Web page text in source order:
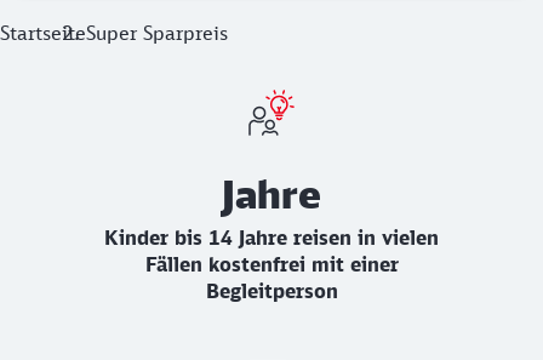
StartseiteSuper Sparpreis
Vorteile Super Sparpreis
Jahre
Kinder bis 14 Jahre reisen in vielen
Fällen kostenfrei mit einer
Begleitperson